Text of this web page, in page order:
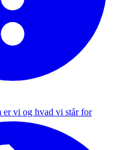
er vi og hvad vi står for